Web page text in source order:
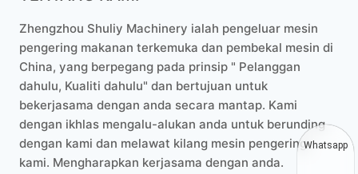
Zhengzhou Shuliy Machinery ialah pengeluar mesin
pengering makanan terkemuka dan pembekal mesin di
China, yang berpegang pada prinsip " Pelanggan
dahulu, Kualiti dahulu" dan bertujuan untuk
bekerjasama dengan anda secara mantap. Kami
dengan ikhlas mengalu-alukan anda untuk berunding
dengan kami dan melawat kilang mesin pengering
kami. Mengharapkan kerjasama dengan anda.
Whatsapp